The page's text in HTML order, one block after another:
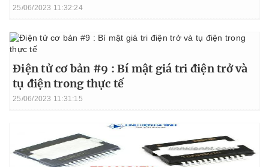
25/06/2023 11:32:24
Điện tử cơ bản #9 : Bí mật giá tri điện trở và
tụ điện trong thực tế
25/06/2023 11:31:15